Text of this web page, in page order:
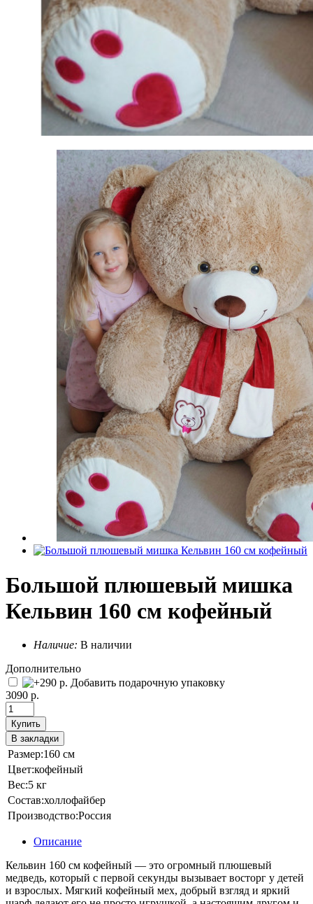
Большой плюшевый мишка
Кельвин 160 см кофейный
Наличие: В наличии
Дополнительно
Добавить подарочную упаковку
3090 р.
Купить
В закладки
Размер:160 см
Цвет:кофейный
Вес:5 кг
Состав:холлофайбер
Производство:Россия
Описание
Кельвин 160 см кофейный — это огромный плюшевый
медведь, который с первой секунды вызывает восторг у детей
и взрослых. Мягкий кофейный мех, добрый взгляд и яркий